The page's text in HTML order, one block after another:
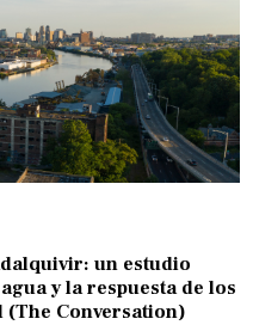
un estudio
y la respuesta de los
Conversation)